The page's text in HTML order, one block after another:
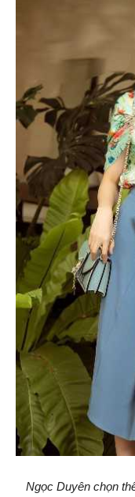
Ngọc Duyên chọn